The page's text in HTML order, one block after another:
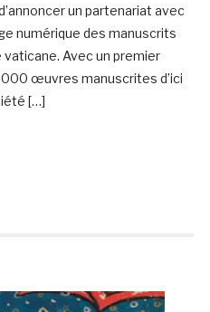
un partenariat avec
numérique des manuscrits
Avec un premier
œuvres manuscrites d’ici
[…]